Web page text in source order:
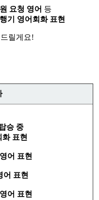
요청 영어 등
기 영어회화표현
릴게요!
승 중
표현
어 표현
어 표현
어 표현